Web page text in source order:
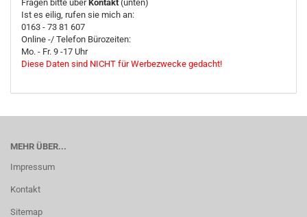
Fragen bitte überKontakt(unten)
Ist es eilig, rufen sie mich an:
0163 - 73 81 607
Online -/ Telefon Bürozeiten:
Mo. - Fr. 9 -17 Uhr
Diese Daten sind NICHT für Werbezwecke gedacht!
MEHR ÜBER...
Impressum
Kontakt
Sitemap